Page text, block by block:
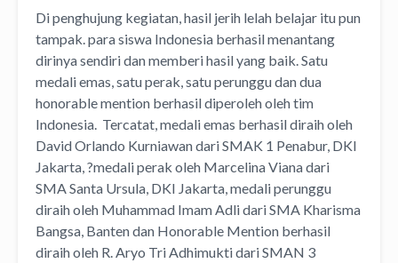
Di penghujung kegiatan, hasil jerih lelah belajar itu pun
tampak. para siswa Indonesia berhasil menantang
dirinya sendiri dan memberi hasil yang baik. Satu
medali emas, satu perak, satu perunggu dan dua
honorable mention berhasil diperoleh oleh tim
Indonesia. Tercatat, medali emas berhasil diraih oleh
David Orlando Kurniawan dari SMAK 1 Penabur, DKI
Jakarta, ?medali perak oleh Marcelina Viana dari
SMA Santa Ursula, DKI Jakarta, medali perunggu
diraih oleh Muhammad Imam Adli dari SMA Kharisma
Bangsa, Banten dan Honorable Mention berhasil
diraih oleh R. Aryo Tri Adhimukti dari SMAN 3